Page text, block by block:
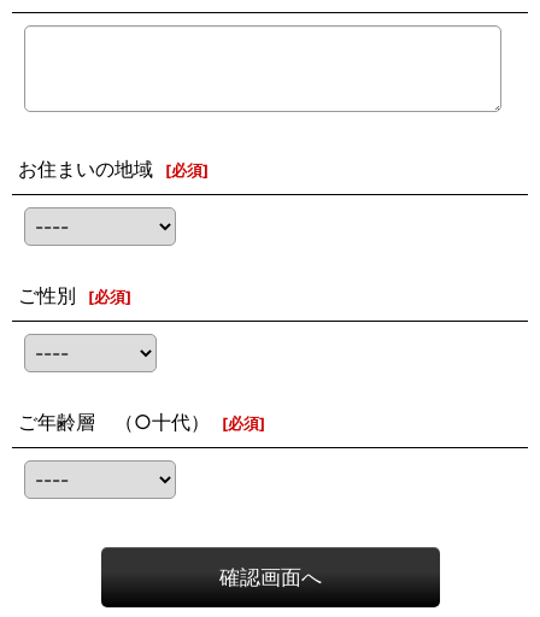
お住まいの地域 [必須]
ご性別 [必須]
ご年齢層 （○十代） [必須]
確認画面へ